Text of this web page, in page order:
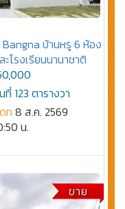
Bangna บ้านหรู 6 ห้อง
โรงเรียนนานาชาติ
123 ตารางวา
ท 8 ส.ค. 2569
น.
ขาย